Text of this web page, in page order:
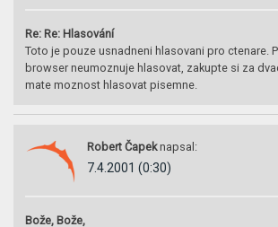
Re: Re: Hlasování
Toto je pouze usnadneni hlasovani pro ctenare.
browser neumoznuje hlasovat, zakupte si za
mate moznost hlasovat pisemne.
Robert Čapek napsal:
7.4.2001 (0:30)
Bože, Bože,